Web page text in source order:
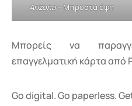
Arizona– Μπροστά όψη
Μπορείς να
επαγγελματική κάρτα από
Go digital. Go paperless.